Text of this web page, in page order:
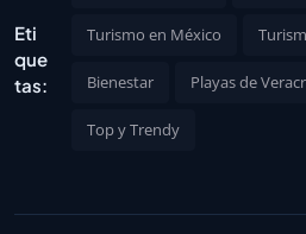
Eti
que
tas:
Turismo en México
Bienestar Playas de
Top y Trendy